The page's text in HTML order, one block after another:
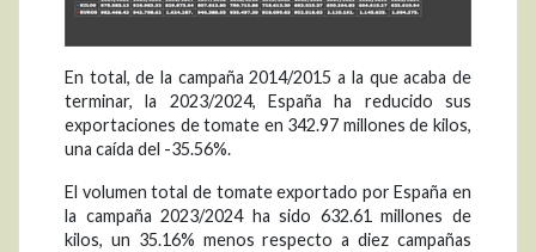
En total, de la campaña 2014/2015 a la que acaba de
terminar, la 2023/2024, España ha reducido sus
exportaciones de tomate en 342.97 millones de kilos,
una caída del -35.56%.
El volumen total de tomate exportado por España en
la campaña 2023/2024 ha sido 632.61 millones de
kilos, un 35.16% menos respecto a diez campañas